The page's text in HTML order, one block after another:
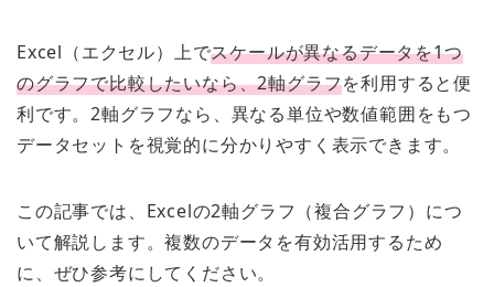
Excel（エクセル）上でスケールが異なるデータを1つ
のグラフで比較したいなら、2軸グラフを利用すると便
利です。2軸グラフなら、異なる単位や数値範囲をもつ
データセットを視覚的に分かりやすく表示できます。
この記事では、Excelの2軸グラフ（複合グラフ）につ
いて解説します。複数のデータを有効活用するため
に、ぜひ参考にしてください。